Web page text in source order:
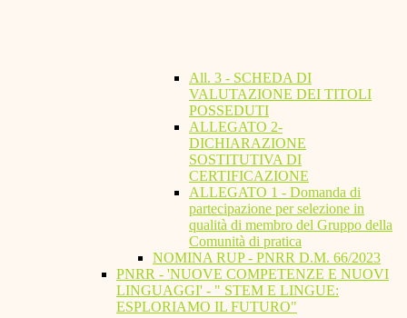
All. 3 - SCHEDA DI
VALUTAZIONE DEI TITOLI
POSSEDUTI
ALLEGATO 2-
DICHIARAZIONE
SOSTITUTIVA DI
CERTIFICAZIONE
ALLEGATO 1 - Domanda di
partecipazione per selezione in
qualità di membro del Gruppo della
Comunità di pratica
NOMINA RUP - PNRR D.M. 66/2023
PNRR - 'NUOVE COMPETENZE E NUOVI
LINGUAGGI' - " STEM E LINGUE:
ESPLORIAMO IL FUTURO"